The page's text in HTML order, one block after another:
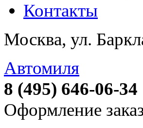
Контакты
Москва, ул.
Автомиля
8 (495) 646-06-34
Оформление